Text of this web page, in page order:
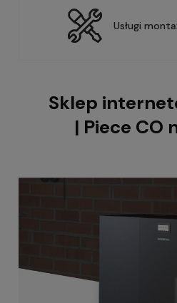
Usługi
Sklep
| Piece CO